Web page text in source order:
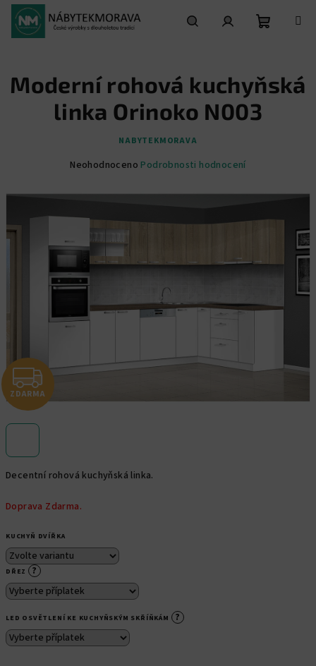
Přejít
obsah
košík
Decentní rohová kuchyňská linka.
Doprava Zdarma.
KUCHYŇ DVÍŘKA
DŘEZ ?
LED OSVĚTLENÍ KE KUCHYŇSKÝM SKŘÍŇKÁM ?
Moderní rohová kuchyňská
linka Orinoko N003
NABYTEKMORAVA
Průměrné
produktu
0,0
5
hvězdiček.
Neohodnoceno Podrobnosti hodnocení
Z
D
R
M
A
ZDARMA